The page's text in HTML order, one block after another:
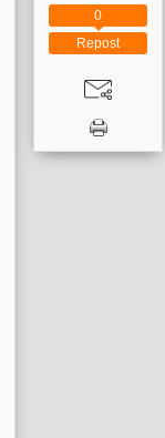
Repost
0